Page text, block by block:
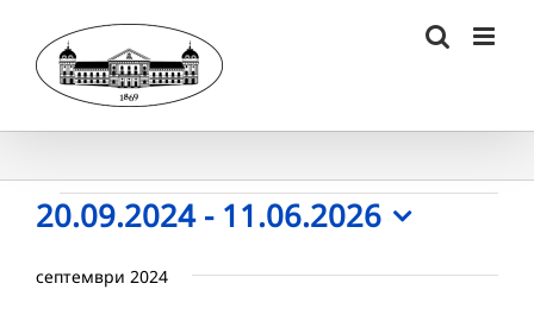
content
Събития
20.09.2024 - 11.06.2026
date.
септември 2024